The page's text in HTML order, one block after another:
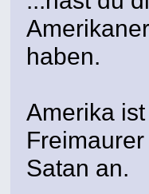
haben.
Amerika
Satan an.